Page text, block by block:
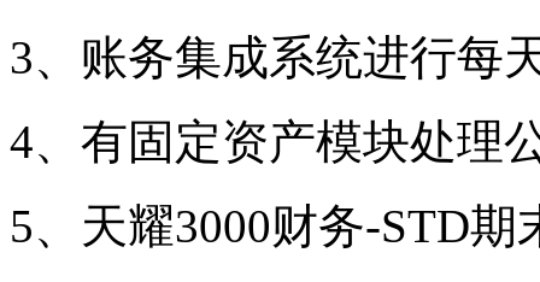
3、账务集成系统进行每
4、有固定资产模块处理
5、天耀3000财务-STD